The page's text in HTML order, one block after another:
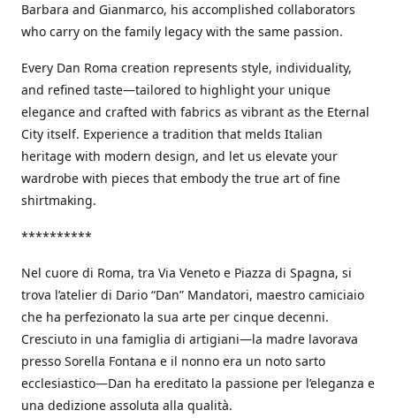
Barbara and Gianmarco, his accomplished collaborators
who carry on the family legacy with the same passion.
Every Dan Roma creation represents style, individuality,
and refined taste—tailored to highlight your unique
elegance and crafted with fabrics as vibrant as the Eternal
City itself. Experience a tradition that melds Italian
heritage with modern design, and let us elevate your
wardrobe with pieces that embody the true art of fine
shirtmaking.
**********
Nel cuore di Roma, tra Via Veneto e Piazza di Spagna, si
trova l’atelier di Dario “Dan” Mandatori, maestro camiciaio
che ha perfezionato la sua arte per cinque decenni.
Cresciuto in una famiglia di artigiani—la madre lavorava
presso Sorella Fontana e il nonno era un noto sarto
ecclesiastico—Dan ha ereditato la passione per l’eleganza e
una dedizione assoluta alla qualità.